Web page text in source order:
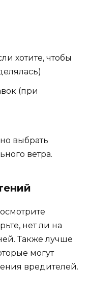
хотите, чтобы
(при
выбрать
ветра.
нет ли на
Также лучше
могут
вредителей.